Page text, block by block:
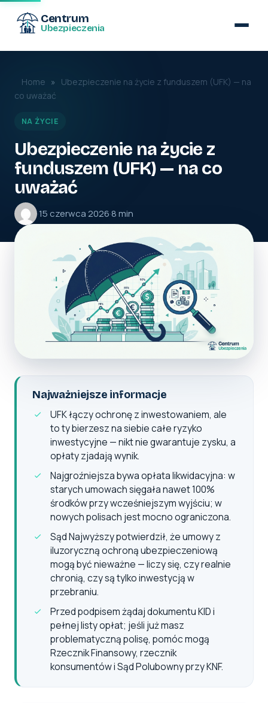
Centrum
Ubezpieczenia
Home »
Ubezpieczenie na życie z funduszem (UFK) — na
co uważać
NA ŻYCIE
Ubezpieczenie na życie z
funduszem (UFK) — na co
uważać
·15 czerwca 2026·8 min
Najważniejsze informacje
UFK łączy ochronę z inwestowaniem, ale
to ty bierzesz na siebie całe ryzyko
inwestycyjne — nikt nie gwarantuje zysku, a
opłaty zjadają wynik.
Najgroźniejsza bywa opłata likwidacyjna: w
starych umowach sięgała nawet 100%
środków przy wcześniejszym wyjściu; w
nowych polisach jest mocno ograniczona.
Sąd Najwyższy potwierdził, że umowy z
iluzoryczną ochroną ubezpieczeniową
mogą być nieważne — liczy się, czy realnie
chronią, czy są tylko inwestycją w
przebraniu.
Przed podpisem żądaj dokumentu KID i
pełnej listy opłat; jeśli już masz
problematyczną polisę, pomóc mogą
Rzecznik Finansowy, rzecznik
konsumentów i Sąd Polubowny przy KNF.